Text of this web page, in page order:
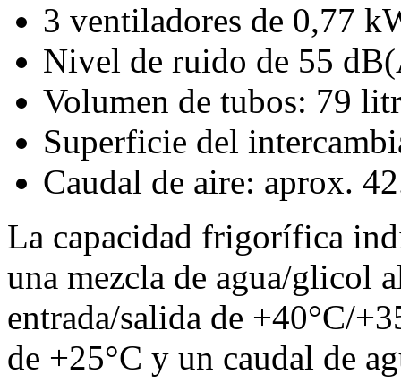
3 ventiladores de 0,77
Nivel de ruido de 55
Volumen de tubos: 79
Superficie del
Caudal de aire: aprox.
La capacidad frigorífica
una mezcla de agua/glicol
entrada/salida de +40°C/
de +25°C y un caudal de